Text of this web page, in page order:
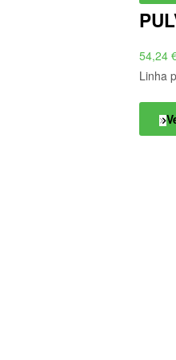
54,24
Linha